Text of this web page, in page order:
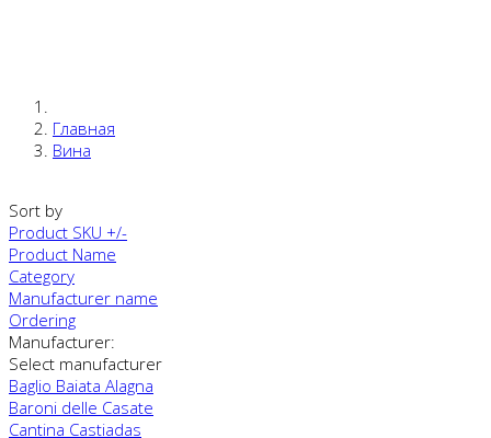
Главная
Вина
Sort by
Product SKU +/-
Product Name
Category
Manufacturer name
Ordering
Manufacturer:
Select manufacturer
Baglio Baiata Alagna
Baroni delle Casate
Cantina Castiadas